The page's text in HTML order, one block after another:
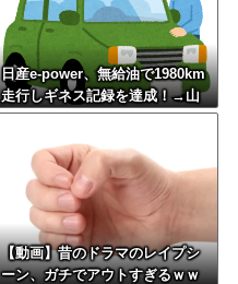
日産e-power、無給油で1980km
走行しギネス記録を達成！→山
頂から下ってるだけでした…
【動画】昔のドラマのレイプシ
ーン、ガチでアウトすぎるｗｗ